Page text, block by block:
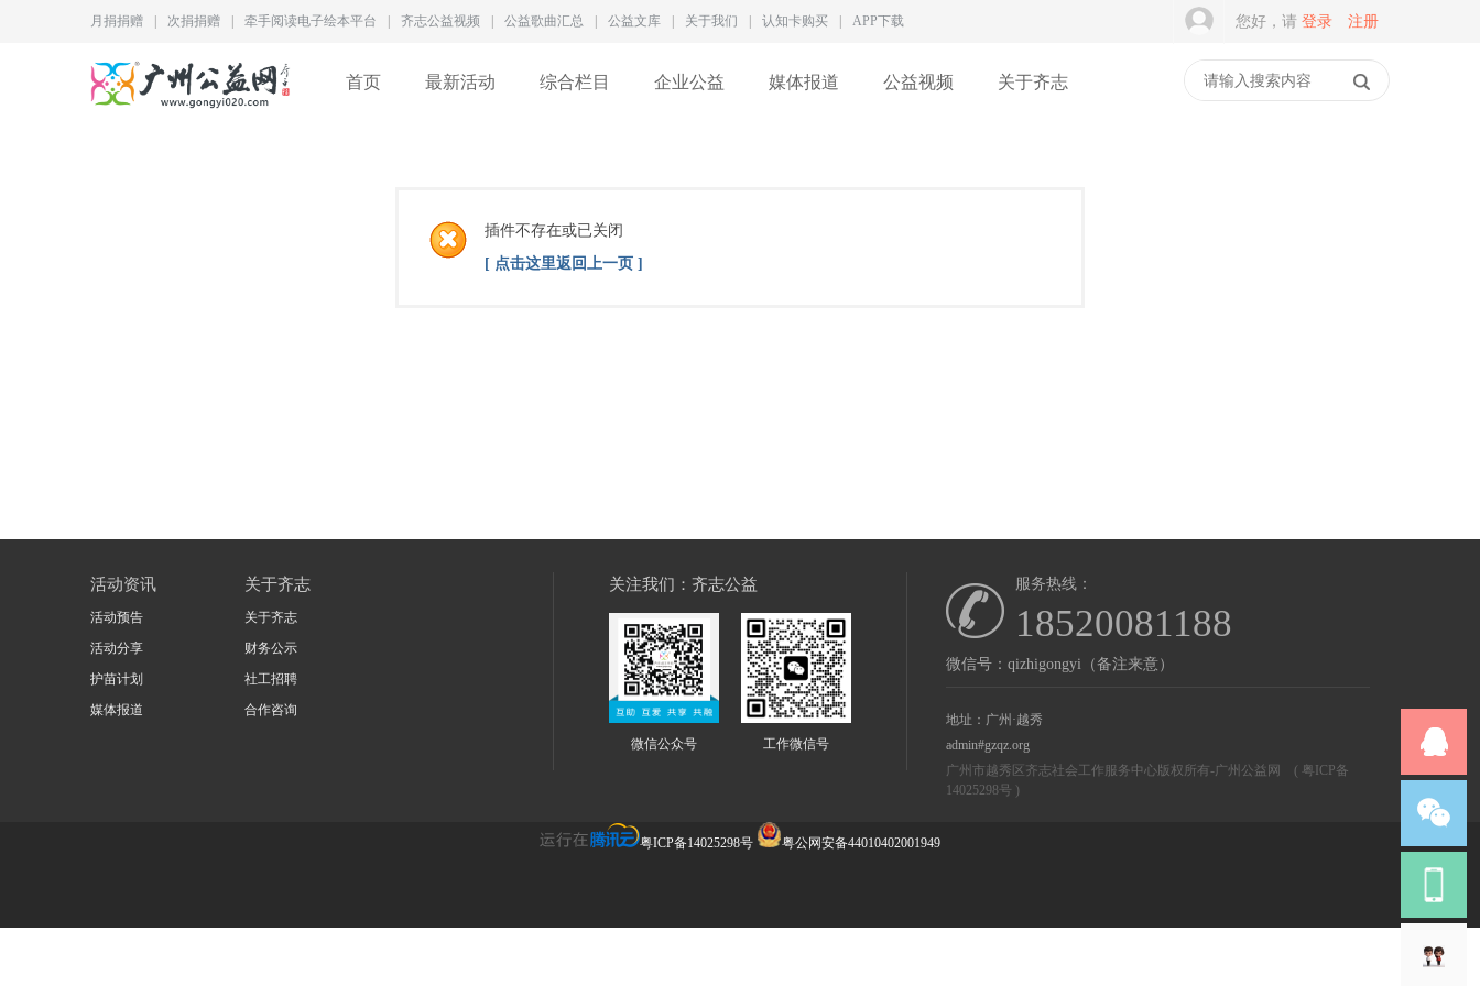
月捐捐赠 次捐捐赠 牵手阅读电子绘本平台 齐志公益视频 公益歌曲汇总 公益文库 关于我们 认知卡购买 APP下载 您好，请 登录 注册
首页 最新活动 综合栏目 企业公益 媒体报道 公益视频 关于齐志
插件不存在或已关闭
[ 点击这里返回上一页 ]
活动资讯
活动预告
活动分享
护苗计划
媒体报道
关于齐志
关于齐志
财务公示
社工招聘
合作咨询
关注我们：齐志公益
微信公众号 工作微信号
服务热线：
18520081188
微信号：qizhigongyi（备注来意）
地址：广州·越秀
admin#gzqz.org
广州市越秀区齐志社会工作服务中心版权所有-广州公益网 ( 粤ICP备
14025298号 )
粤ICP备14025298号 粤公网安备44010402001949